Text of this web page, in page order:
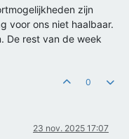
zijn
voor ons niet haalbaar.
De rest van de week
0
23 nov. 2025 17:07